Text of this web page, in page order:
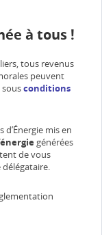
à tous !
tous revenus
peuvent
sousconditions
d’Énergie mis en
générées
de vous